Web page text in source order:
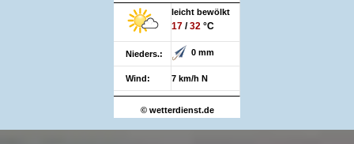
leicht bewölkt
17 /32 °C
Nieders.: 0 mm
Wind: 7 km/h N
© wetterdienst.de